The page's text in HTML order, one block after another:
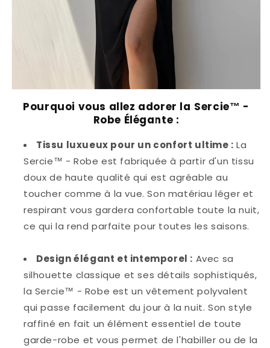
Pourquoi vous allez adorer la Sercie™ -
Robe Élégante :
Tissu luxueux pour un confort ultime : La
Sercie™ - Robe est fabriquée à partir d'un tissu
doux de haute qualité qui est agréable au
toucher comme à la vue. Son matériau léger et
respirant vous gardera confortable toute la nuit,
ce qui la rend parfaite pour toutes les saisons.
Design élégant et intemporel : Avec sa
silhouette classique et ses détails sophistiqués,
la Sercie™ - Robe est un vêtement polyvalent
qui passe facilement du jour à la nuit. Son style
raffiné en fait un élément essentiel de toute
garde-robe et vous permet de l'habiller ou de la